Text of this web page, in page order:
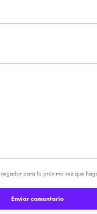
para la próxima vez que
Enviar comentario